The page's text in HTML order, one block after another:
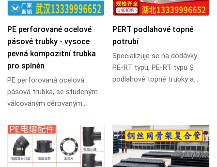
PE perforované ocelové
pásové trubky - vysoce
pevná kompozitní trubka
pro splněn
PE perforovaná ocelová
pásová trubka, se studeným
válcovaným děrovaným
vyztužená kostra, kompozitní
PERT podlahové topné
potrubí
Specializuje se na dodávky
PE-RT typu, PE-RT typu Ş
podlahové topné trubky a